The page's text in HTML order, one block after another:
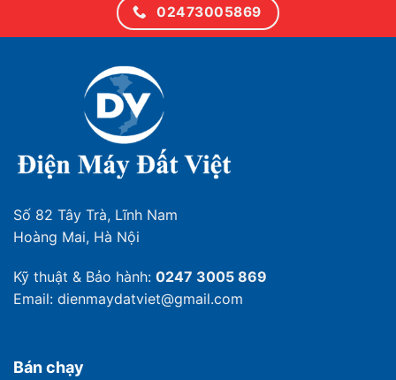
mang đến trải nghiệm giải trí mỗi ngày cực hấp dẫn
với màn hình 65 inch cùng nhiều công nghệ âm thanh,
ứng dụng lớn để đa dạng hóa nội dung và thể loại xem
02473005869
Số 82 Tây Trà, Lĩnh Nam
Hoàng Mai, Hà Nội
Kỹ thuật & Bảo hành: 0247 3005 869
Email: dienmaydatviet@gmail.com
Bán chạy